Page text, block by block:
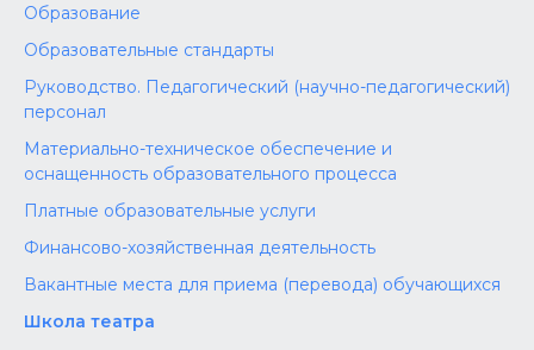
Образование
Образовательные стандарты
Руководство. Педагогический (научно-педагогический)
персонал
Материально-техническое обеспечение и
оснащенность образовательного процесса
Платные образовательные услуги
Финансово-хозяйственная деятельность
Вакантные места для приема (перевода) обучающихся
Школа театра